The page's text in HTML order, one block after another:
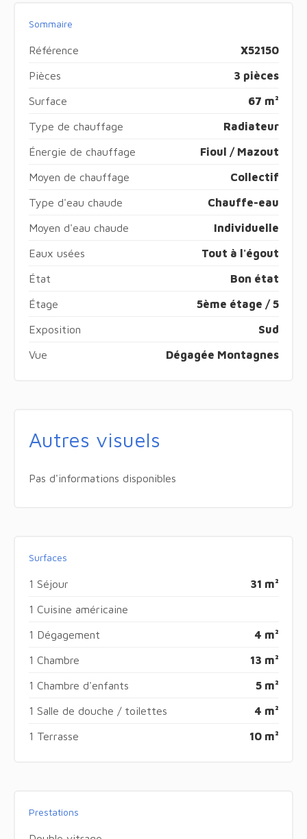
Sommaire
Référence X52150
Pièces 3 pièces
Surface 67 m²
Type de chauffage Radiateur
Énergie de chauffage Fioul / Mazout
Moyen de chauffage Collectif
Type d'eau chaude Chauffe-eau
Moyen d'eau chaude Individuelle
Eaux usées Tout à l'égout
État Bon état
Étage 5ème étage / 5
Exposition Sud
Vue Dégagée Montagnes
Autres visuels
Pas d'informations disponibles
Surfaces
1 Séjour 31 m²
1 Cuisine américaine
1 Dégagement 4 m²
1 Chambre 13 m²
1 Chambre d'enfants 5 m²
1 Salle de douche / toilettes 4 m²
1 Terrasse 10 m²
Prestations